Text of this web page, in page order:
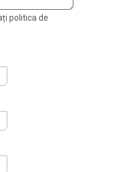
politica de